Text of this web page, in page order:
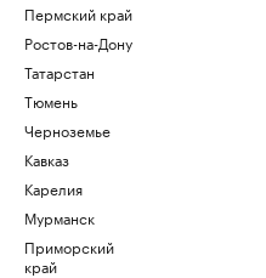
Пермский край
Ростов-на-Дону
Татарстан
Тюмень
Черноземье
Кавказ
Карелия
Мурманск
Приморский
край